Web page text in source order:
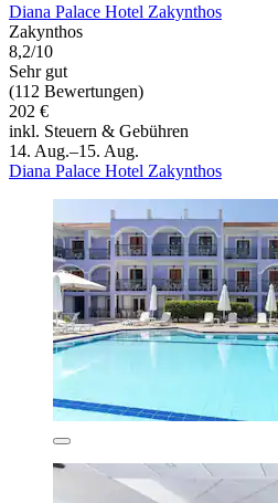
Diana Palace Hotel Zakynthos
Zakynthos
8,2/10
Sehr gut
(112 Bewertungen)
202 €
inkl. Steuern & Gebühren
14. Aug.–15. Aug.
Diana Palace Hotel Zakynthos